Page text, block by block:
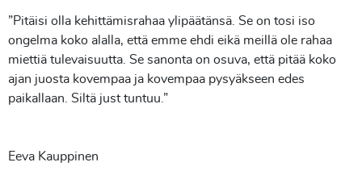
”Pitäisi olla kehittämisrahaa ylipäätänsä. Se on tosi iso
ongelma koko alalla, että emme ehdi eikä meillä ole rahaa
miettiä tulevaisuutta. Se sanonta on osuva, että pitää koko
ajan juosta kovempaa ja kovempaa pysyäkseen edes
paikallaan. Siltä just tuntuu.”
Eeva Kauppinen